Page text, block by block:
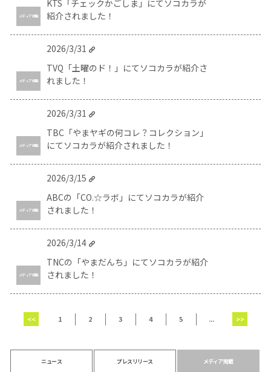
メディア掲載
KTS「チェックかごしま」にてソコカラが
紹介されました！
メディア掲載
2026/3/31
TVQ「土曜のド！」にてソコカラが紹介さ
れました！
メディア掲載
2026/3/31
TBC「やまヤギの何コレ？コレクション」
にてソコカラが紹介されました！
メディア掲載
2026/3/15
ABCの「CO.☆ラボ」にてソコカラが紹介
されました！
メディア掲載
2026/3/14
TNCの「やまだんち」にてソコカラが紹介
されました！
<< 1 2 3 4 5 ... >>
ニュース プレスリリース メディア掲載